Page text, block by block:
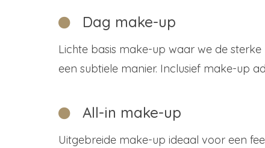
Dag make-up
Lichte basis make-up waar we de
een subtiele manier. Inclusief make-up
All-in make-up
Uitgebreide make-up ideaal voor een